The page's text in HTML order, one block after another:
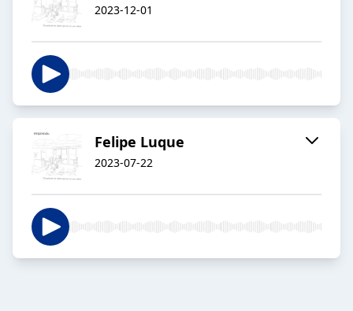
2023-12-01
Felipe Luque
2023-07-22